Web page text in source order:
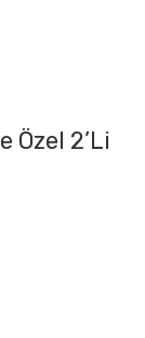
Özel 2’Li